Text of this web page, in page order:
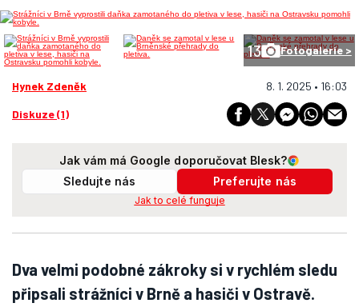
13 Fotogalerie >
Hynek Zdeněk 8. 1. 2025 • 16:03
Diskuze (1)
Jak vám má Google doporučovat Blesk?
Sledujte nás
Preferujte nás
Jak to celé funguje
Dva velmi podobné zákroky si v rychlém sledu
připsali strážníci v Brně a hasiči v Ostravě.